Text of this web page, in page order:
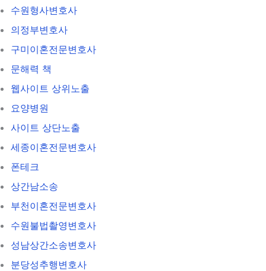
수원형사변호사
의정부변호사
구미이혼전문변호사
문해력 책
웹사이트 상위노출
요양병원
사이트 상단노출
세종이혼전문변호사
폰테크
상간남소송
부천이혼전문변호사
수원불법촬영변호사
성남상간소송변호사
분당성추행변호사